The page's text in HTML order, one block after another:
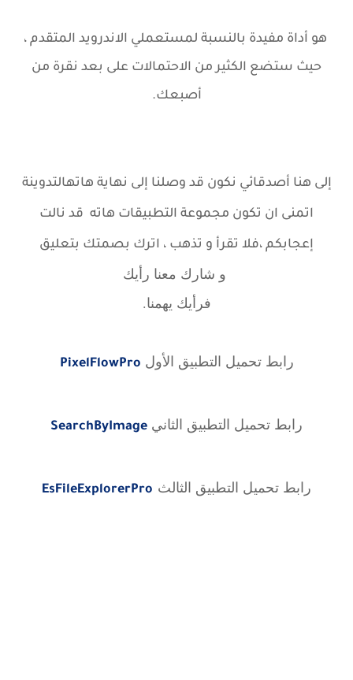
هو أداة مفيدة بالنسبة لمستعملي الاندرويد المتقدم ،
حيث ستضع الكثير من الاحتمالات على بعد نقرة من
أصبعك.
إلى هنا أصدقائي نكون قد وصلنا إلى نهاية هاتهالتدوينة
اتمنى ان تكون مجموعة التطبيقات هاته قد نالت
إعجابكم ،فلا تقرأ و تذهب ، اترك بصمتك بتعليق
و شارك معنا رأيك
فرأيك يهمنا.
رابط تحميل التطبيق الأول PixelFlowPro
رابط تحميل التطبيق الثاني SearchByImage
رابط تحميل التطبيق الثالث EsFileExplorerPro